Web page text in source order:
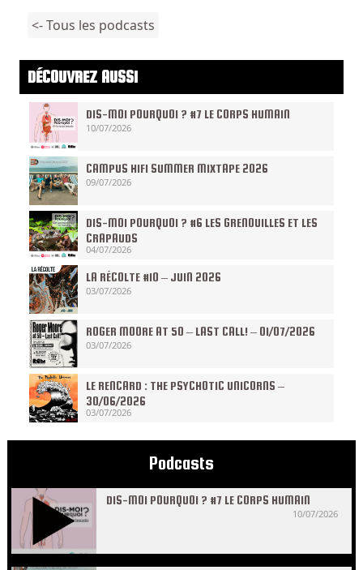
<- Tous les podcasts
DÉCOUVREZ AUSSI
DIS-MOI POURQUOI ? #7 LE CORPS HUMAIN
10/07/2026
CAMPUS HIFI SUMMER MIXTAPE 2026
09/07/2026
DIS-MOI POURQUOI ? #6 LES GRENOUILLES ET LES
CRAPAUDS
04/07/2026
LA RÉCOLTE #10 – JUIN 2026
03/07/2026
ROGER MOORE AT 50 – LAST CALL! – 01/07/2026
03/07/2026
LE RENCARD : THE PSYCHOTIC UNICORNS –
30/06/2026
03/07/2026
Podcasts
DIS-MOI POURQUOI ? #7 LE CORPS HUMAIN
10/07/2026